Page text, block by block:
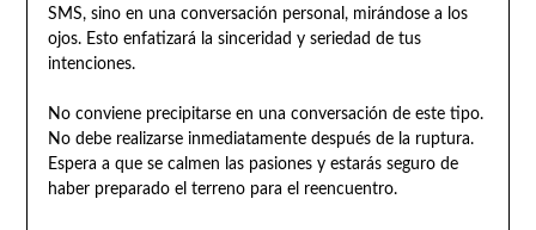
SMS, sino en una conversación personal, mirándose a los
ojos. Esto enfatizará la sinceridad y seriedad de tus
intenciones.
No conviene precipitarse en una conversación de este tipo.
No debe realizarse inmediatamente después de la ruptura.
Espera a que se calmen las pasiones y estarás seguro de
haber preparado el terreno para el reencuentro.